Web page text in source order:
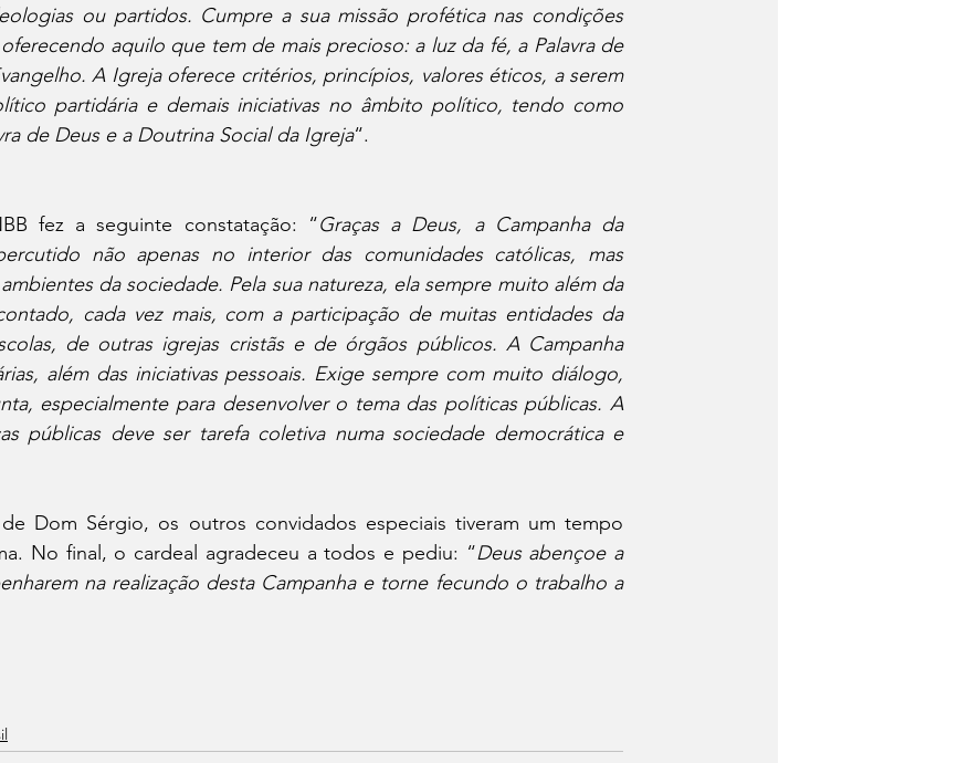
ou partidos. Cumpre a sua missão profética nas condições
aquilo que tem de mais precioso: a luz da fé, a Palavra de
A Igreja oferece critérios, princípios, valores éticos, a serem
partidária e demais iniciativas no âmbito político, tendo como
de Deus e a Doutrina Social da Igreja“.
fez a seguinte constatação: “Graças a Deus, a Campanha da
não apenas no interior das comunidades católicas, mas
da sociedade. Pela sua natureza, ela sempre muito além da
cada vez mais, com a participação de muitas entidades da
de outras igrejas cristãs e de órgãos públicos. A Campanha
além das iniciativas pessoais. Exige sempre com muito diálogo,
especialmente para desenvolver o tema das políticas públicas. A
públicas deve ser tarefa coletiva numa sociedade democrática e
Dom Sérgio, os outros convidados especiais tiveram um tempo
No final, o cardeal agradeceu a todos e pediu: “Deus abençoe a
na realização desta Campanha e torne fecundo o trabalho a